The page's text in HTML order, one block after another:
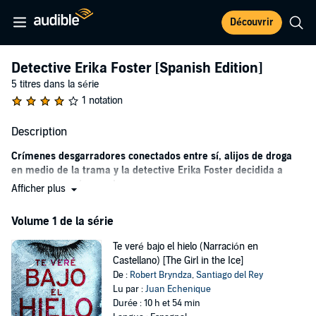
Découvrir
Detective Erika Foster [Spanish Edition]
5 titres dans la série
1 notation
Description
Crímenes desgarradores conectados entre sí, alijos de droga
en medio de la trama y la detective Erika Foster decidida a
todo para resolver cada caso.
inspectora jefe dispuesta a hacer lo que haga falta para resolver una
niños, cada caso es único, pero también guarda un secreto, al igual
que la misma detective, que tendrá que luchar con los fantasmas
de su pasado para sobrevivir.
Robert Bryndza se presenta como maestro de la novela negra con
Afficher plus
Volume 1 de la série
Te veré bajo el hielo (Narración en
Castellano) [The Girl in the Ice]
De : Robert Bryndza,Santiago del Rey
Lu par :Juan Echenique
Durée : 10 h et 54 min